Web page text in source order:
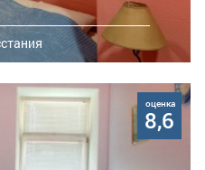
оценка
8,6